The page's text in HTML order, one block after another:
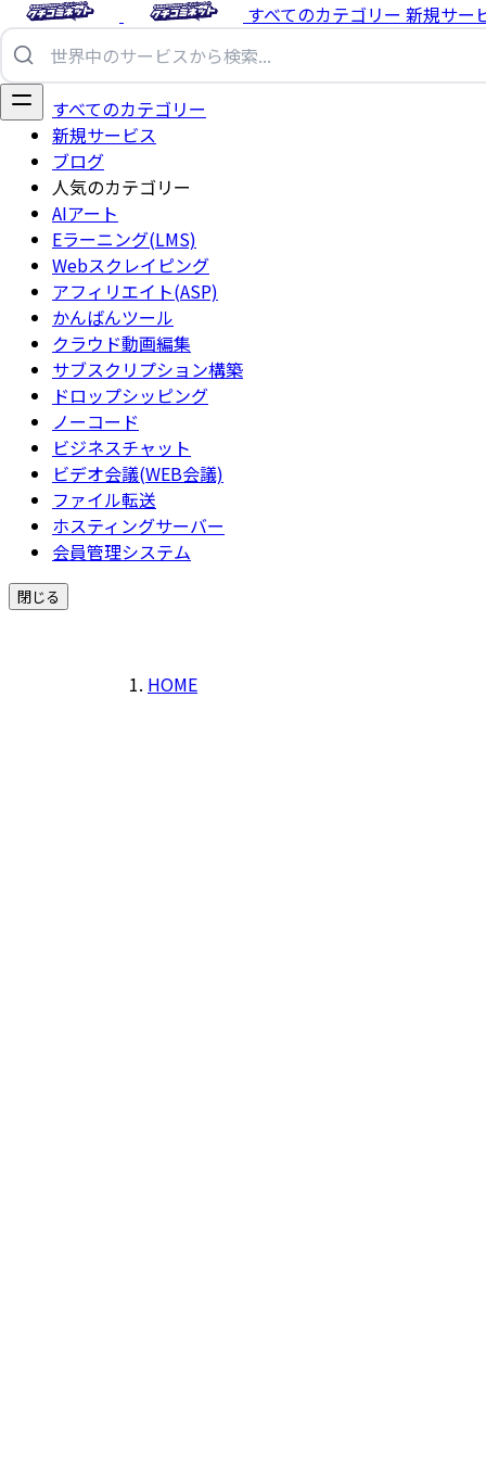
すべてのカテゴリー 新規サー
すべてのカテゴリー
新規サービス
ブログ
人気のカテゴリー
AIアート
Eラーニング(LMS)
Webスクレイピング
アフィリエイト(ASP)
かんばんツール
クラウド動画編集
サブスクリプション構築
ドロップシッピング
ノーコード
ビジネスチャット
ビデオ会議(WEB会議)
ファイル転送
ホスティングサーバー
会員管理システム
閉じる
HOME